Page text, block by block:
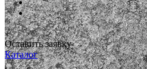
Оставить заявку
Каталог